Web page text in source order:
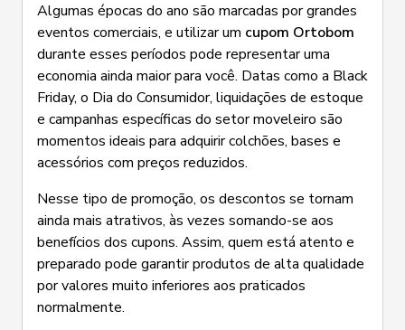
Algumas épocas do ano são marcadas por grandes
eventos comerciais, e utilizar um cupom Ortobom
durante esses períodos pode representar uma
economia ainda maior para você. Datas como a Black
Friday, o Dia do Consumidor, liquidações de estoque
e campanhas específicas do setor moveleiro são
momentos ideais para adquirir colchões, bases e
acessórios com preços reduzidos.
Nesse tipo de promoção, os descontos se tornam
ainda mais atrativos, às vezes somando-se aos
benefícios dos cupons. Assim, quem está atento e
preparado pode garantir produtos de alta qualidade
por valores muito inferiores aos praticados
normalmente.